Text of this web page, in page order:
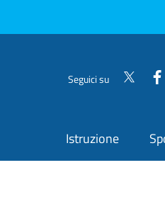
Seguici su
Istruzione